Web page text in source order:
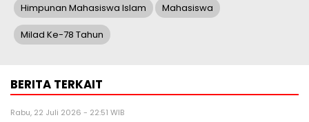
Himpunan Mahasiswa Islam Mahasiswa
Milad Ke-78 Tahun
BERITA TERKAIT
Rabu, 22 Juli 2026 - 22:51 WIB